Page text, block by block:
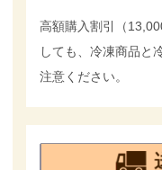
高額購入割引（
しても、冷凍商品と
注意ください。